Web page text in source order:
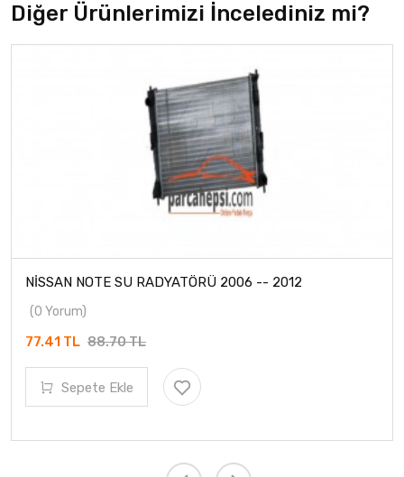
Diğer Ürünlerimizi İncelediniz mi?
NİSSAN NOTE SU RADYATÖRÜ 2006 -- 2012
(0 Yorum)
77.41 TL 88.70 TL
Sepete Ekle